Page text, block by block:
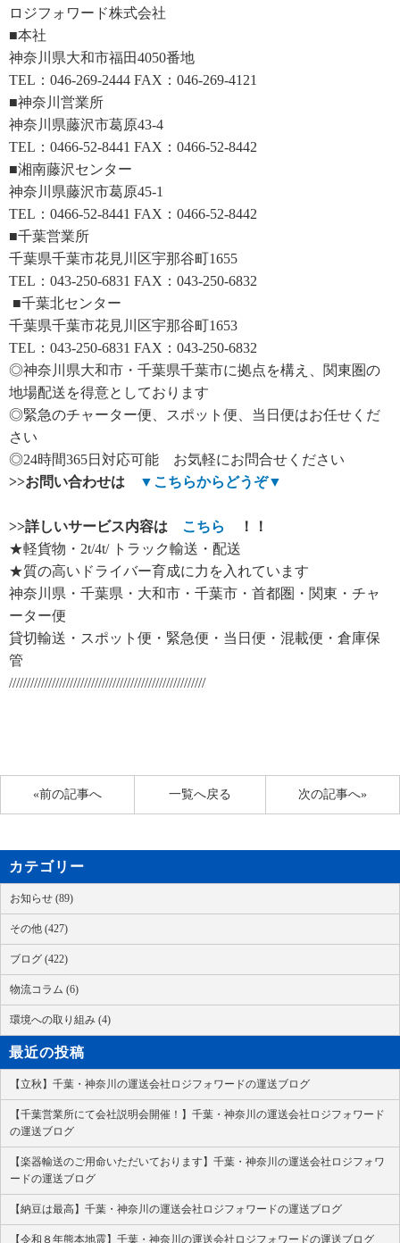
ロジフォワード株式会社
■本社
神奈川県大和市福田4050番地
TEL：046-269-2444 FAX：046-269-4121
■神奈川営業所
神奈川県藤沢市葛原43-4
TEL：0466-52-8441 FAX：0466-52-8442
■湘南藤沢センター
神奈川県藤沢市葛原45-1
TEL：0466-52-8441 FAX：0466-52-8442
■千葉営業所
千葉県千葉市花見川区宇那谷町1655
TEL：043-250-6831 FAX：043-250-6832
■千葉北センター
千葉県千葉市花見川区宇那谷町1653
TEL：043-250-6831 FAX：043-250-6832
◎神奈川県大和市・千葉県千葉市に拠点を構え、関東圏の
地場配送を得意としております
◎緊急のチャーター便、スポット便、当日便はお任せくだ
さい
◎24時間365日対応可能 お気軽にお問合せください
>>お問い合わせは ▼ こちらからどうぞ▼
>>詳しいサービス内容は こちら
！！
★軽貨物・2t/4t/ トラック輸送・配送
★質の高いドライバー育成に力を入れています
神奈川県・千葉県・大和市・千葉市・首都圏・関東・チャ
ーター便
貸切輸送・スポット便・緊急便・当日便・混載便・倉庫保
管
///////////////////////////////////////////////////////
«前の記事へ 次の記事へ»
一覧へ戻る
カテゴリー
お知らせ (89)
その他 (427)
ブログ (422)
物流コラム (6)
環境への取り組み (4)
最近の投稿
【立秋】千葉・神奈川の運送会社ロジフォワードの運送ブログ
【千葉営業所にて会社説明会開催！】千葉・神奈川の運送会社ロジフォワード
の運送ブログ
【楽器輸送のご用命いただいております】千葉・神奈川の運送会社ロジフォワ
ードの運送ブログ
【納豆は最高】千葉・神奈川の運送会社ロジフォワードの運送ブログ
【令和８年熊本地震】千葉・神奈川の運送会社ロジフォワードの運送ブログ